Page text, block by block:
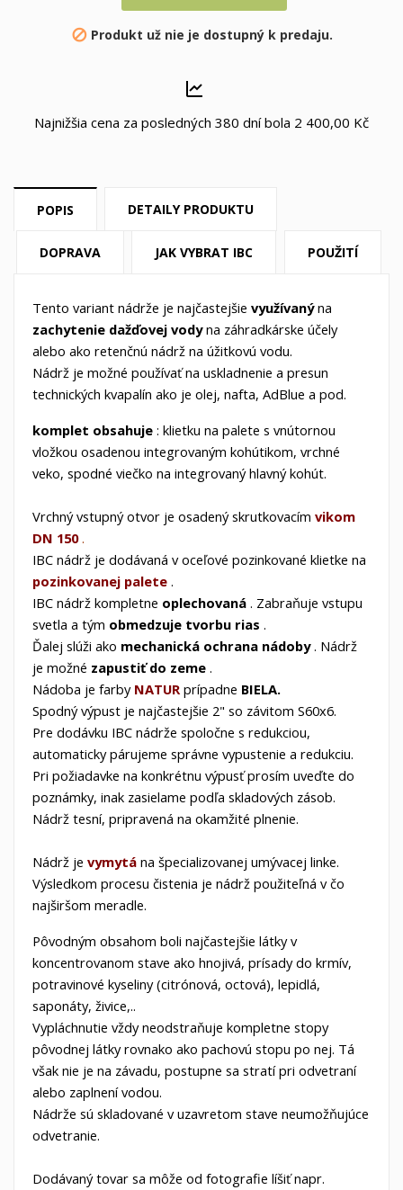
 Produkt už nie je dostupný k predaju.
Najnižšia cena za posledných 380 dní bola 2 400,00 Kč
POPIS DETAILY PRODUKTU
DOPRAVA JAK VYBRAT IBC POUŽITÍ
Tento variant nádrže je najčastejšie využívanýna
zachytenie dažďovej vodyna záhradkárske účely
alebo ako retenčnú nádrž na úžitkovú vodu.
Nádrž je možné používať na uskladnenie a presun
technických kvapalín ako je olej, nafta, AdBlue a pod.
komplet obsahuje : klietku na palete s vnútornou
vložkou osadenou integrovaným kohútikom, vrchné
veko, spodné viečko na integrovaný hlavný kohút.
Vrchný vstupný otvor je osadený skrutkovacím vikom
DN 150 .
IBC nádrž je dodávaná v oceľové pozinkované klietke na
pozinkovanej palete .
IBC nádrž kompletne oplechovaná . Zabraňuje vstupu
svetla a tým obmedzuje tvorbu rias .
Ďalej slúži ako mechanická ochrana nádoby. Nádrž
je možné zapustiť do zeme .
Nádoba je farby NATUR prípadne BIELA.
Spodný výpust je najčastejšie 2" so závitom S60x6.
Pre dodávku IBC nádrže spoločne s redukciou,
automaticky párujeme správne vypustenie a redukciu.
Pri požiadavke na konkrétnu výpusť prosím uveďte do
poznámky, inak zasielame podľa skladových zásob.
Nádrž tesní, pripravená na okamžité plnenie.
Nádrž je vymytá na špecializovanej umývacej linke.
Výsledkom procesu čistenia je nádrž použiteľná v čo
najširšom meradle.
Pôvodným obsahom boli najčastejšie látky v
koncentrovanom stave ako hnojivá, prísady do krmív,
potravinové kyseliny (citrónová, octová), lepidlá,
saponáty, živice,..
Vypláchnutie vždy neodstraňuje kompletne stopy
pôvodnej látky rovnako ako pachovú stopu po nej. Tá
však nie je na závadu, postupne sa stratí pri odvetraní
alebo zaplnení vodou.
Nádrže sú skladované v uzavretom stave neumožňujúce
odvetranie.
Dodávaný tovar sa môže od fotografie líšiť napr.